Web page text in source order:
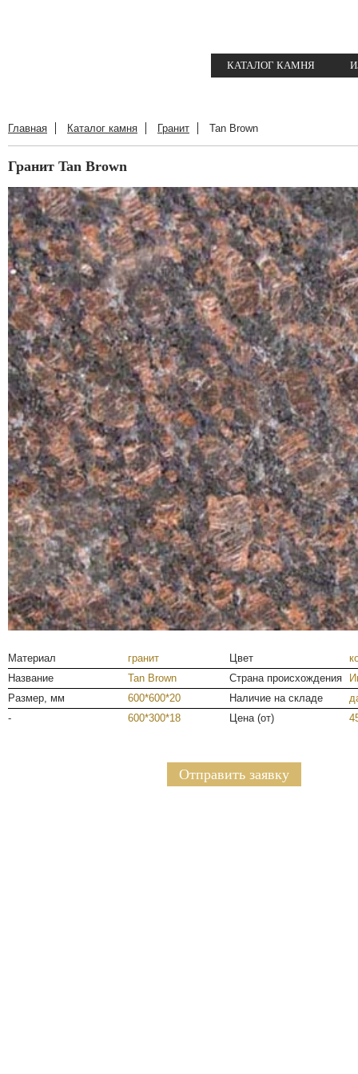
КАТАЛОГ КАМНЯ
Главная Каталог камня Гранит Tan Brown
Гранит Tan Brown
Материал гранит Цвет
Название
Tan Brown Страна происхождения
Размер, мм
600*600*20 Наличие на складе
-
600*300*18 Цена (от)
Отправить заявку